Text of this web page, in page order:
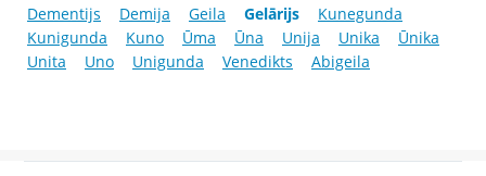
Dementijs Demija Geila Gelārijs
Kunegunda
Kunigunda
Kuno Ūma Ūna Unija Unika
Ūnika
Unita
Uno Unigunda Venedikts Abigeila